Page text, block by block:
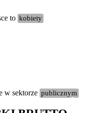
to kobiety
w sektorze publicznym